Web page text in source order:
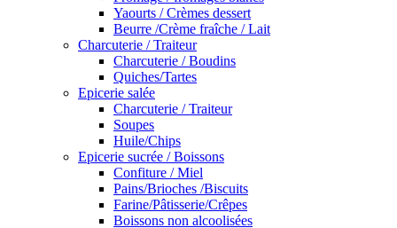
Yaourts / Crèmes dessert
Beurre /Crème fraîche / Lait
Charcuterie / Traiteur
Charcuterie / Boudins
Quiches/Tartes
Epicerie salée
Charcuterie / Traiteur
Soupes
Huile/Chips
Epicerie sucrée / Boissons
Confiture / Miel
Pains/Brioches /Biscuits
Farine/Pâtisserie/Crêpes
Boissons non alcoolisées